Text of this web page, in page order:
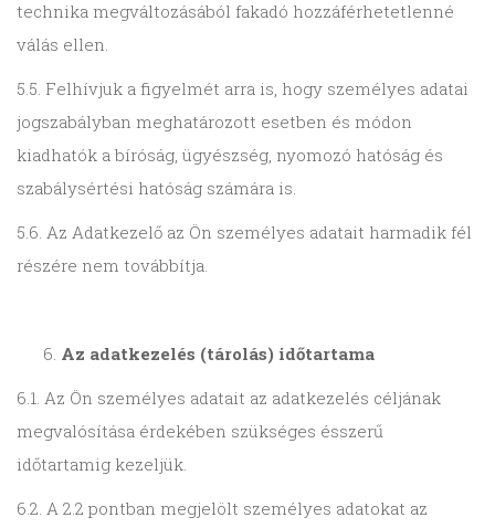
technika megváltozásából fakadó hozzáférhetetlenné
válás ellen.
5.5. Felhívjuk a figyelmét arra is, hogy személyes adatai
jogszabályban meghatározott esetben és módon
kiadhatók a bíróság, ügyészség, nyomozó hatóság és
szabálysértési hatóság számára is.
5.6. Az Adatkezelő az Ön személyes adatait harmadik fél
részére nem továbbítja.
Az adatkezelés (tárolás) időtartama
6.1. Az Ön személyes adatait az adatkezelés céljának
megvalósítása érdekében szükséges ésszerű
időtartamig kezeljük.
6.2. A 2.2 pontban megjelölt személyes adatokat az